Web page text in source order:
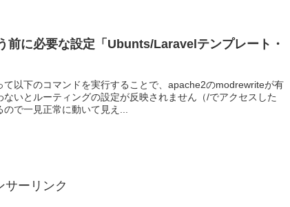
前に必要な設定「Ubunts/Laravelテンプレート・
て以下のコマンドを実行することで、apache2のmodrewriteが有
いとルーティングの設定が反映されません（/でアクセスした
で一見正常に動いて見え...
サーリンク